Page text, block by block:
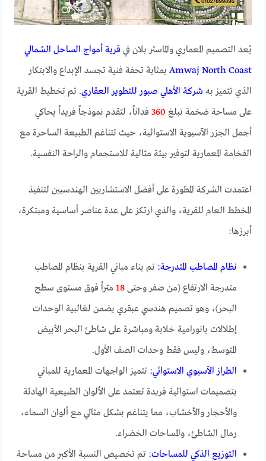
يُعد التصميم المعماري والماستر بلان في قرية أمواج الساحل الشمالي
Amwaj North Coast بمثابة تحفة فنية تجسد الإبداع والابتكار
الذي تتميز به شركة الأهلي صبور للتطوير العقاري. تم تخطيط القرية
على مساحة ضخمة تبلغ 360 فداناً، لتقدم نموذجاً فريداً يحاكي
أجمل الجزر الآسيوية الاستوائية، حيث تتناغم الطبيعة الساحرة مع
الفخامة المعمارية لتوفير بيئة مثالية للاستجمام والراحة النفسية.
اعتمدت الشركة المطورة على أفضل الاستشاريين الهندسيين لتنفيذ
المخطط العام للقرية، والذي ارتكز على عدة عناصر أساسية ومبتكرة،
أبرزها:
نظام المصاطب المتدرجة: تم بناء مباني القرية بنظام المصاطب
متدرجة الارتفاع (من صفر وحتى18 متراً فوق مستوى سطح
البحر)، وهو تصميم هندسي عبقري يضمن لغالبية الوحدات
إطلالات بانورامية خلابة ومباشرة على شاطئ البحر الأبيض
المتوسط، وليس فقط وحدات الصف الأول.
الطراز الآسيوي الاستوائي: تتميز الواجهات المعمارية للمباني
بتصميمات استوائية فريدة تعتمد على الألوان الطبيعية الهادئة
والأحجار والأخشاب، مما يتناغم بشكل مثالي مع ألوان السماء،
رمال الشاطئ، والمساحات الخضراء.
التوزيع الذكي للمساحات: تم تخصيص النسبة الأكبر من مساحة